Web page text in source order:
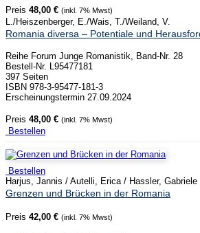
Preis 48,00 € (inkl. 7% Mwst)
L./Heiszenberger, E./Wais, T./Weiland, V.
Romania diversa – Potentiale und
Reihe Forum Junge Romanistik, Band-Nr. 28
Bestell-Nr. L95477181
397 Seiten
ISBN 978-3-95477-181-3
Erscheinungstermin 27.09.2024
Preis 48,00 € (inkl. 7% Mwst)
Bestellen
Bestellen
Harjus, Jannis / Autelli, Erica / Hassler,
Grenzen und Brücken in der Romania
Preis 42,00 € (inkl. 7% Mwst)